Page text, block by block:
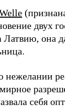
двух
она
нежелании
себя